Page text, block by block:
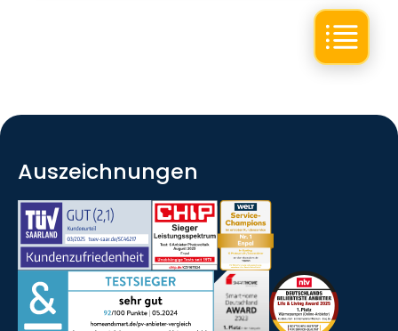
Auszeichnungen